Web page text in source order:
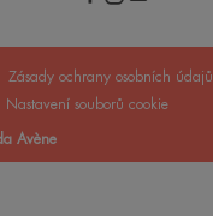
Zásady ochrany osobních údajů
Nastavení souborů cookie
Avène